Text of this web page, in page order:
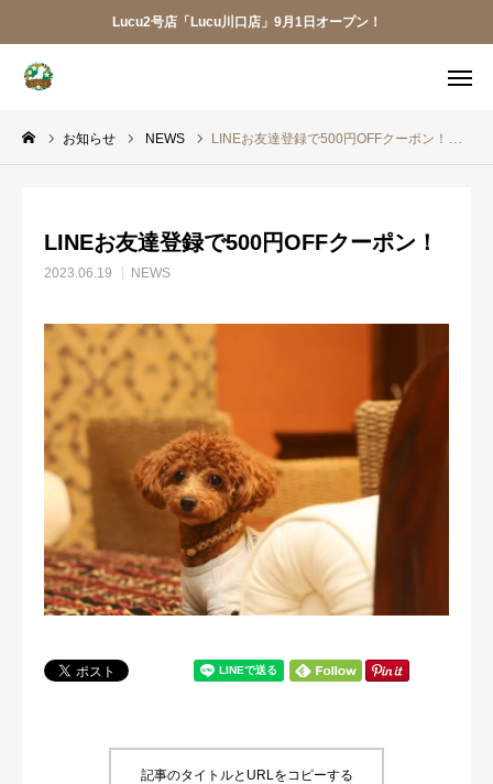
Lucu2号店「Lucu川口店」9月1日オープン！
お知らせ NEWS LINEお友達登録で500円OFFクーポン！
LINEお友達登録で500円OFFクーポン！
2023.06.19 NEWS
記事のタイトルとURLをコピーする
ご予約 アクセス
LINE アプリ
トリミング
ペットホテル
犬の幼稚園
犬の送迎
ドッグカフェ